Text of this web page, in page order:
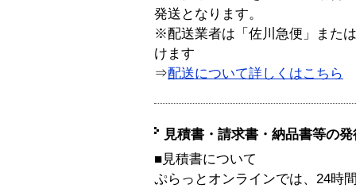
発送となります。
※配送業者は「佐川急便」また
けます
⇒配送について詳しくはこちら
見積書・請求書・納品書等の
■見積書について
ぷらっとオンラインでは、24時